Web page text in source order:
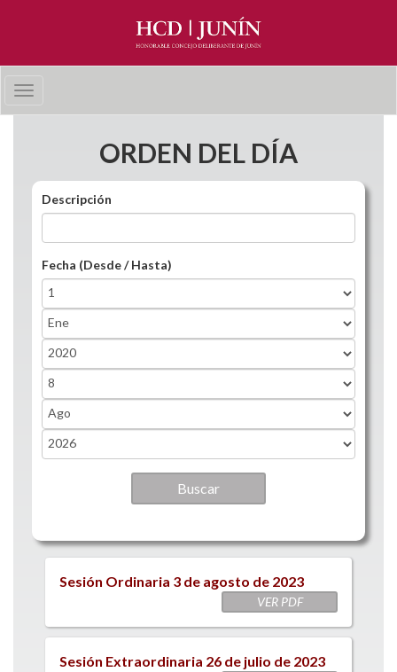
Toggle
ORDEN DEL DÍA
Descripción
Fecha (Desde / Hasta)
Fecha (Desde / Hasta)
Day
Month
Year
Fecha (Desde / Hasta)
Day
Month
Year
Sesión Ordinaria 3 de agosto de 2023
VER PDF
Sesión Extraordinaria 26 de julio de 2023